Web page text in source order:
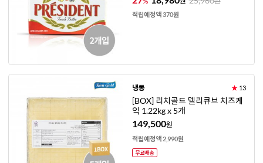
적립예정액 370원
냉동 ★ 13
[BOX] 리치골드 델리큐브 치즈케
익 1.22kg x 5개
149,500원
적립예정액 2,990원